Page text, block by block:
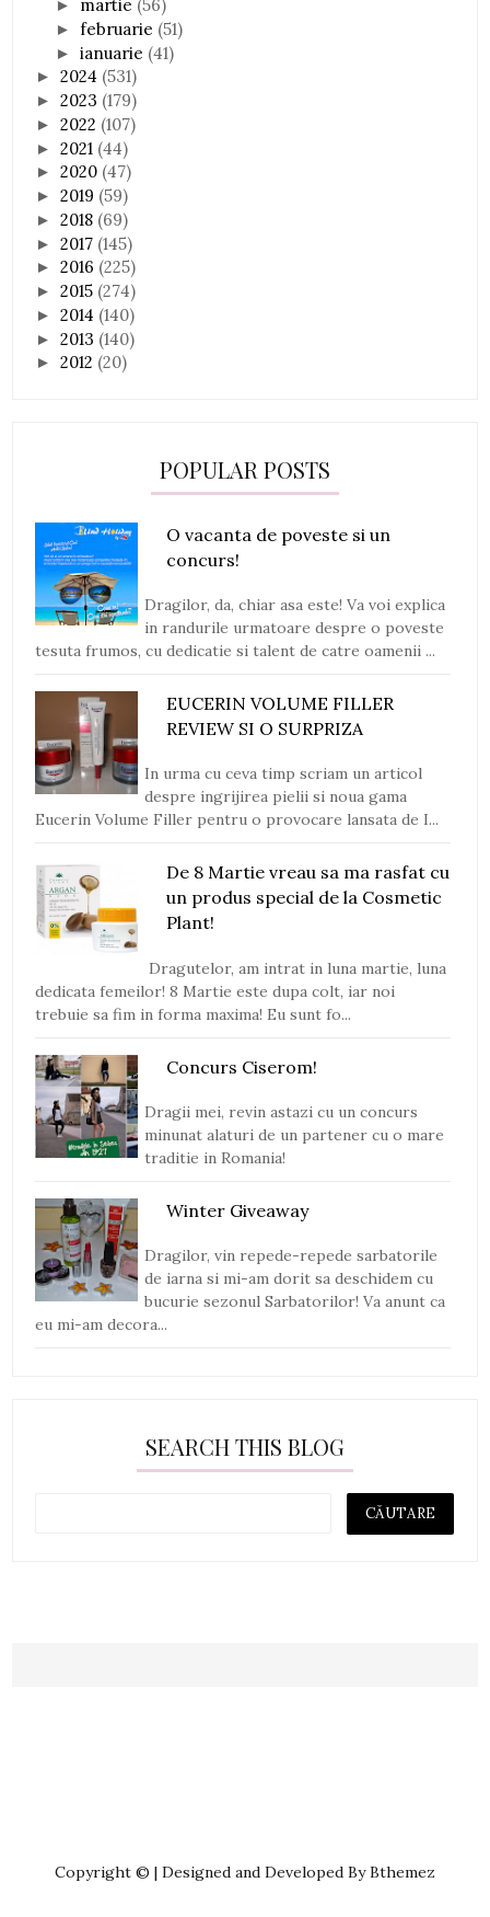
► martie (56)
►februarie (51)
►ianuarie (41)
►2024 (531)
►2023 (179)
►2022 (107)
►2021 (44)
►2020 (47)
►2019 (59)
►2018 (69)
►2017 (145)
►2016 (225)
►2015 (274)
►2014 (140)
►2013 (140)
►2012 (20)
POPULAR POSTS
O vacanta de poveste si un
concurs!
Dragilor, da, chiar asa este! Va voi explica
in randurile urmatoare despre o poveste
tesuta frumos, cu dedicatie si talent de catre oamenii ...
EUCERIN VOLUME FILLER
REVIEW SI O SURPRIZA
In urma cu ceva timp scriam un articol
despre ingrijirea pielii si noua gama
Eucerin Volume Filler pentru o provocare lansata de I...
De 8 Martie vreau sa ma rasfat cu
un produs special de la Cosmetic
Plant!
Dragutelor, am intrat in luna martie, luna
dedicata femeilor! 8 Martie este dupa colt, iar noi
trebuie sa fim in forma maxima! Eu sunt fo...
Concurs Ciserom!
Dragii mei, revin astazi cu un concurs
minunat alaturi de un partener cu o mare
traditie in Romania!
Winter Giveaway
Dragilor, vin repede-repede sarbatorile
de iarna si mi-am dorit sa deschidem cu
bucurie sezonul Sarbatorilor! Va anunt ca
eu mi-am decora...
SEARCH THIS BLOG
Copyright © | Designed and Developed By Bthemez